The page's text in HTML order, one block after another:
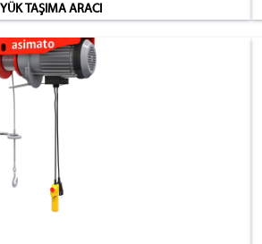
YÜK TAŞIMA ARACI